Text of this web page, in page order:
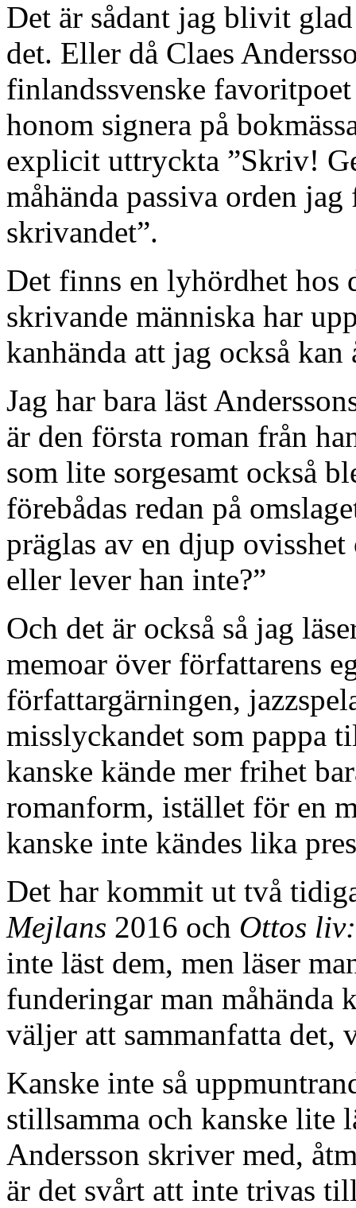
Det är sådant jag blivit
det. Eller då Claes
finlandssvenske
honom signera på
explicit uttryckta ”Skriv!
måhända passiva orden
skrivandet”.
Det finns en lyhördhet hos
skrivande människa har
kanhända att jag också kan
Jag har bara läst
är den första roman från
som lite sorgesamt också
förebådas redan på
präglas av en djup
eller lever han inte?”
Och det är också så jag
memoar över författarens
författargärningen,
misslyckandet som pappa
kanske kände mer frihet
romanform, istället för en
kanske inte kändes lika
Det har kommit ut två
Mejlans 2016 och Ottos
inte läst dem, men läser
funderingar man måhända
väljer att sammanfatta det,
Kanske inte så
stillsamma och kanske lite
Andersson skriver med,
är det svårt att inte trivas